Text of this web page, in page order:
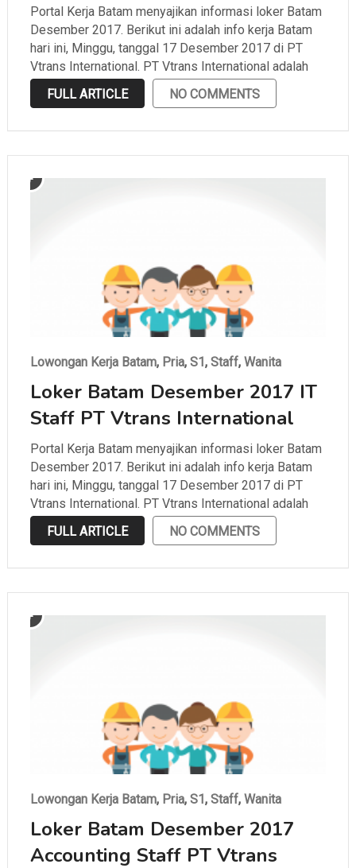
Portal Kerja Batam menyajikan informasi loker Batam
Desember 2017. Berikut ini adalah info kerja Batam
hari ini, Minggu, tanggal 17 Desember 2017 di PT
Vtrans International. PT Vtrans International adalah
salah satu perusahaan yang bergerak di bidang
ekspedisi yang berlokasi di Batu Ampar. Portal Kerja
FULL ARTICLE NO COMMENTS
Lowongan Kerja Batam, Pria, S1, Staff, Wanita
Loker Batam Desember 2017 IT
Staff PT Vtrans International
Portal Kerja Batam menyajikan informasi loker Batam
Desember 2017. Berikut ini adalah info kerja Batam
hari ini, Minggu, tanggal 17 Desember 2017 di PT
Vtrans International. PT Vtrans International adalah
salah satu perusahaan yang bergerak di bidang
ekspedisi yang berlokasi di Batu Ampar. Portal Kerja
FULL ARTICLE NO COMMENTS
Lowongan Kerja Batam, Pria, S1, Staff, Wanita
Loker Batam Desember 2017
Accounting Staff PT Vtrans